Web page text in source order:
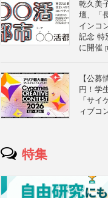
乾久美
壇、「
インコ
記念 特
に開催
【公募
円！学
「サイ
ィブコ
特集